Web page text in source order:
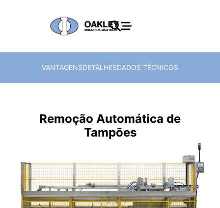
VANTAGENSDETALHESDADOS TÉCNICOS
Remoção Automática de
Tampões